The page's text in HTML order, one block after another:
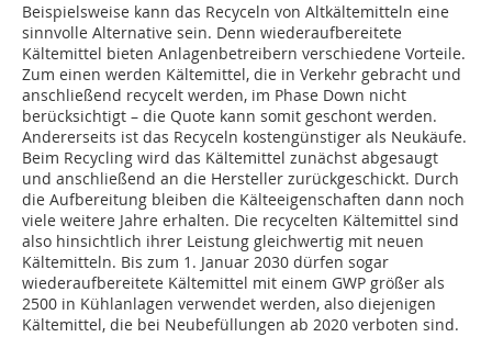
Beispielsweise kann das Recyceln von Altkältemitteln eine
sinnvolle Alternative sein. Denn wiederaufbereitete
Kältemittel bieten Anlagenbetreibern verschiedene Vorteile.
Zum einen werden Kältemittel, die in Verkehr gebracht und
anschließend recycelt werden, im Phase Down nicht
berücksichtigt – die Quote kann somit geschont werden.
Andererseits ist das Recyceln kostengünstiger als Neukäufe.
Beim Recycling wird das Kältemittel zunächst abgesaugt
und anschließend an die Hersteller zurückgeschickt. Durch
die Aufbereitung bleiben die Kälteeigenschaften dann noch
viele weitere Jahre erhalten. Die recycelten Kältemittel sind
also hinsichtlich ihrer Leistung gleichwertig mit neuen
Kältemitteln. Bis zum 1. Januar 2030 dürfen sogar
wiederaufbereitete Kältemittel mit einem GWP größer als
2500 in Kühlanlagen verwendet werden, also diejenigen
Kältemittel, die bei Neubefüllungen ab 2020 verboten sind.